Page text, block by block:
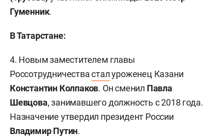
Гуменник.
В Татарстане:
4. Новым заместителем главы
Россотрудничествасталуроженец Казани
Константин Колпаков. Он сменил Павла
Шевцова, занимавшего должность с 2018 года.
Назначение утвердил президент России
Владимир Путин.